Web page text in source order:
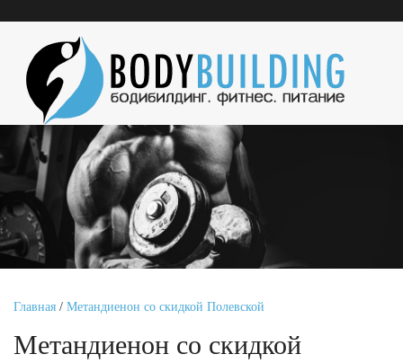
Главная / Метандиенон со скидкой Полевской
Метандиенон со скидкой